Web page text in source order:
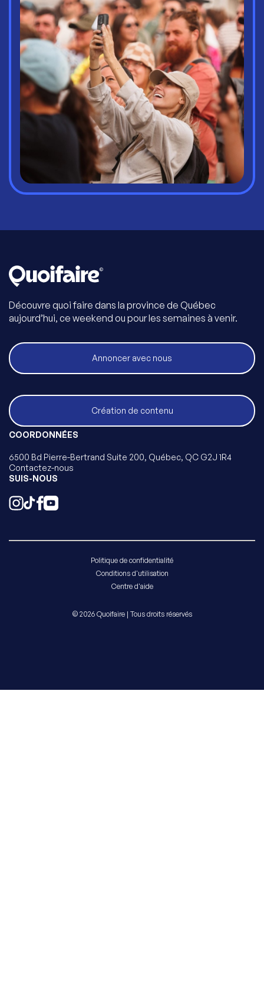
Découvre quoi faire dans la province de Québec
aujourd’hui, ce weekend ou pour les semaines à venir.
Annoncer avec nous
Création de contenu
COORDONNÉES
6500 Bd Pierre-Bertrand Suite 200, Québec, QC G2J 1R4
Contactez-nous
SUIS-NOUS
Politique de confidentialité
Conditions d'utilisation
Centre d'aide
© 2026 Quoifaire | Tous droits réservés